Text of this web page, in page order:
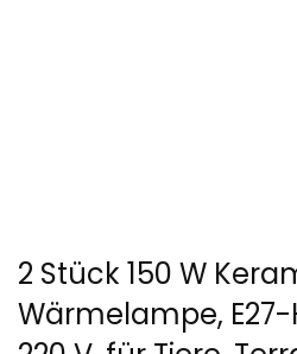
2 Stück 150 W
Wärmelampe,